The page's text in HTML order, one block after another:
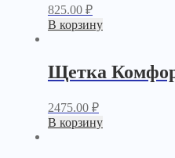
825.00 ₽
В корзину
Щетка
2475.00 ₽
В корзину